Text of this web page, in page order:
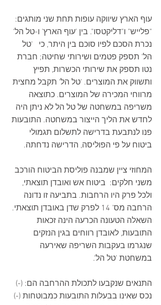
עוף הארץ שיווקה עופות תחת שני מותגים:
"פלייש" ו"דליקטסו". בין 'עוף הארץ' ו-טל הל'
נכרת הסכם לפיו סוכם בין היתר, כי   'טל
הל' תספק פטמים ושירותי שחיטה; חברת
נטו תספק את שירותי הכשרות, תפיץ
ותשווק את המוצרים. 'טל הל' תקבל מחצית
מרווחי המכירה של המוצרים. כתוצאה
משריפה במשחטה של טל הל לא ניתן היה
לחדש את הליך הייצור במשחטה. התובעות
פנו לנתבעת בדרישה לתשלום תגמולי
ביטוח על פי הפוליסה, הדרישה נדחתה.
המחוזי ציין שמבנה פוליסת הביטוח הורכב
משני חלקים:  ביטוח אש ואובדן תוצאתי,
ולכל פרק היו הרחבות. בתביעה זו נדונה
הרחבה מס' 14 לפרק שדן באובדן תוצאתי.
השאלה הטעונה הכרעה הינה זכאות
התובעות, לאובדן רווחים בגין הנזקים
שנגרמו בעקבות השריפה שאירעה
במשחטת 'טל הל'.
התנאים שנקבעו לתכולת ההרחבה הם: (-)
נכס שאינו בבעלות התובעות כמבוטחות (-)